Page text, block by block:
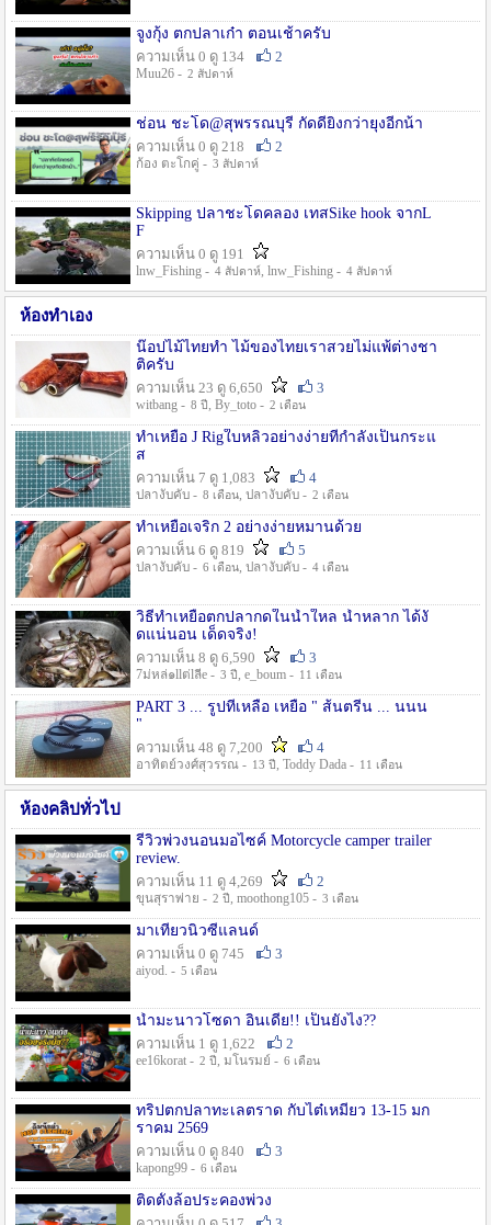
จูงกุ้ง ตกปลาเก๋า ตอนเช้าครับ
ความเห็น 0 ดู 134
2
Muu26 - 2 สัปดาห์
ช่อน ชะโด@สุพรรณบุรี กัดดียิ่งกว่ายุงอีกน้า
ความเห็น 0 ดู 218
2
ก้อง ตะโกคู่ - 3 สัปดาห์
Skipping ปลาชะโดคลอง เทสSike hook จากL
F
ความเห็น 0 ดู 191
lnw_Fishing - 4 สัปดาห์, lnw_Fishing - 4 สัปดาห์
ห้องทำเอง
น๊อปไม้ไทยทำ ไม้ของไทยเราสวยไม่แพ้ต่างชา
ติครับ
ความเห็น 23 ดู 6,650
3
witbang - 8 ปี , By_toto - 2 เดือน
ทำเหยื่อ J Rigใบหลิวอย่างง่ายที่กำลังเป็นกระแ
ส
ความเห็น 7 ดู 1,083
4
ปลางับคับ - 8 เดือน, ปลางับคับ - 2 เดือน
ทำเหยื่อเจริก 2 อย่างง่ายหมานด้วย
ความเห็น 6 ดู 819
5
ปลางับคับ - 6 เดือน, ปลางับคับ - 4 เดือน
วิธีทำเหยื่อตกปลากดในน้ำใหล น้ำหลาก ได้งั
ดแน่นอน เด็ดจริง!
ความเห็น 8 ดู 6,590
3
7ม่หล่๑llต่lลีe - 3 ปี , e_boum - 11 เดือน
PART 3 ... รูปที่เหลือ เหยื่อ " ส้นตรีน ... นนน
"
ความเห็น 48 ดู 7,200
4
อาทิตย์วงศ์สุวรรณ - 13 ปี , Toddy Dada - 11 เดือน
ห้องคลิปทั่วไป
รีวิวพ่วงนอนมอไซค์ Motorcycle camper trailer
review.
ความเห็น 11 ดู 4,269
2
ขุนสุราพ่าย - 2 ปี , moothong105 - 3 เดือน
มาเที่ยวนิวซีแลนด์
ความเห็น 0 ดู 745
3
aiyod. - 5 เดือน
น้ำมะนาวโซดา อินเดีย!! เป็นยังไง??
ความเห็น 1 ดู 1,622
2
ee16korat - 2 ปี , มโนรมย์ - 6 เดือน
ทริปตกปลาทะเลตราด กับไต๋เหมี่ยว 13-15 มก
ราคม 2569
ความเห็น 0 ดู 840
3
kapong99 - 6 เดือน
ติดตั้งล้อประคองพ่วง